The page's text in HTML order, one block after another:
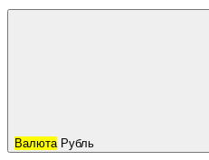
Валюта Рубль